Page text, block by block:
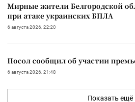
Мирные жители Белгородской
при атаке украинских БПЛА
6 августа 2026, 22:20
Посол сообщил об участии
6 августа 2026, 21:48
Показать ещё